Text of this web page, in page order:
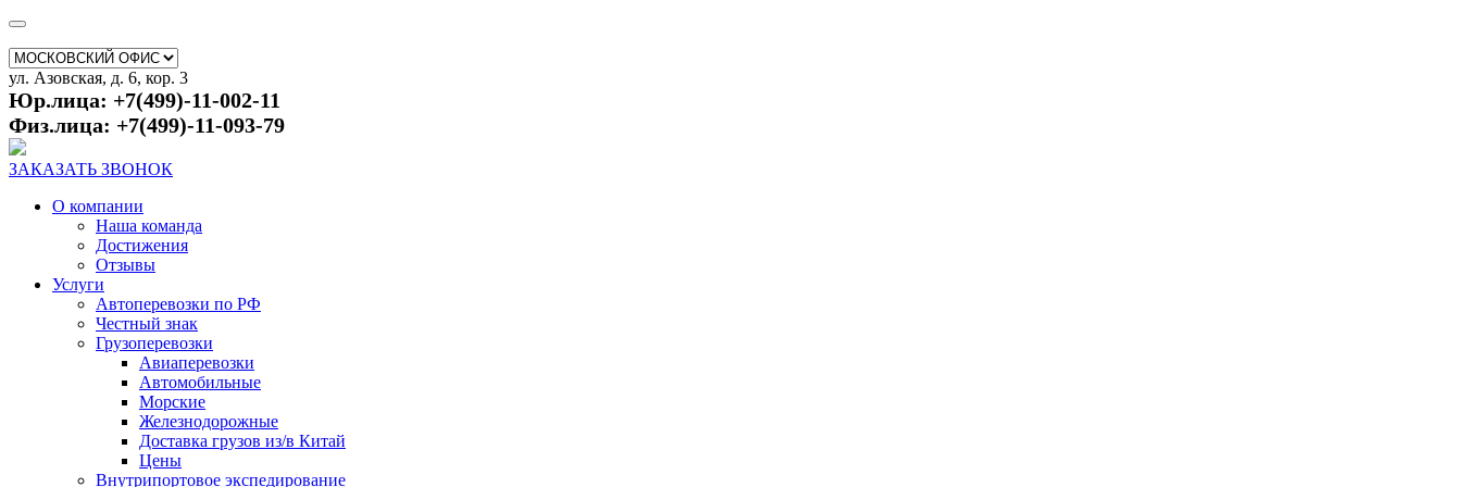
ул. Азовская, д. 6, кор. 3
Юр.лица: +7(499)-11-002-11
Физ.лица: +7(499)-11-093-79
ЗАКАЗАТЬ ЗВОНОК
О компании
Наша команда
Достижения
Отзывы
Услуги
Автоперевозки по РФ
Честный знак
Грузоперевозки
Авиаперевозки
Автомобильные
Морские
Железнодорожные
Доставка грузов из/в Китай
Цены
Внутрипортовое экспедирование